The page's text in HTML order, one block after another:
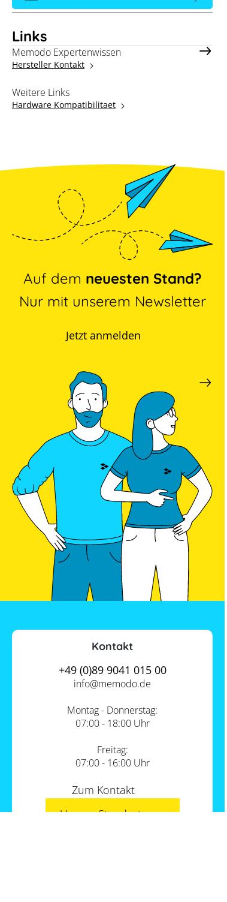
Links
Memodo Expertenwissen
Hersteller Kontakt
Weitere Links
Hardware Kompatibilitaet
Auf dem neuesten Stand?
Nur mit unserem Newsletter
Jetzt anmelden
Kontakt
+49 (0)89 9041 015 00
info@memodo.de
Montag - Donnerstag:
07:00 - 18:00 Uhr
Freitag:
07:00 - 16:00 Uhr
Zum Kontakt
Unsere Standorte